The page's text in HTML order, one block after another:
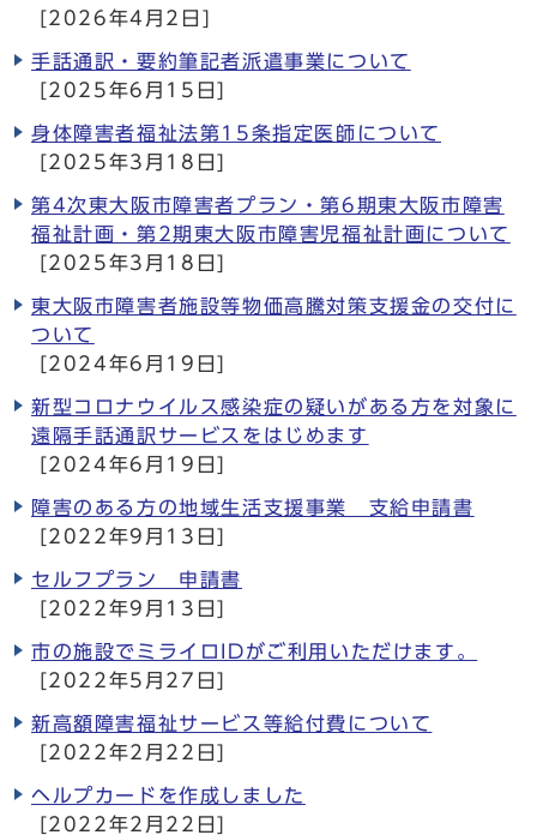
[2026年4月2日]
手話通訳・要約筆記者派遣事業について
[2025年6月15日]
身体障害者福祉法第15条指定医師について
[2025年3月18日]
第4次東大阪市障害者プラン・第6期東大阪市障害
福祉計画・第2期東大阪市障害児福祉計画について
[2025年3月18日]
東大阪市障害者施設等物価高騰対策支援金の交付に
ついて
[2024年6月19日]
新型コロナウイルス感染症の疑いがある方を対象に
遠隔手話通訳サービスをはじめます
[2024年6月19日]
障害のある方の地域生活支援事業 支給申請書
[2022年9月13日]
セルフプラン 申請書
[2022年9月13日]
市の施設でミライロIDがご利用いただけます。
[2022年5月27日]
新高額障害福祉サービス等給付費について
[2022年2月22日]
ヘルプカードを作成しました
[2022年2月22日]